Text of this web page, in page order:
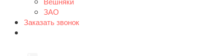
ЗАО
Заказать звонок